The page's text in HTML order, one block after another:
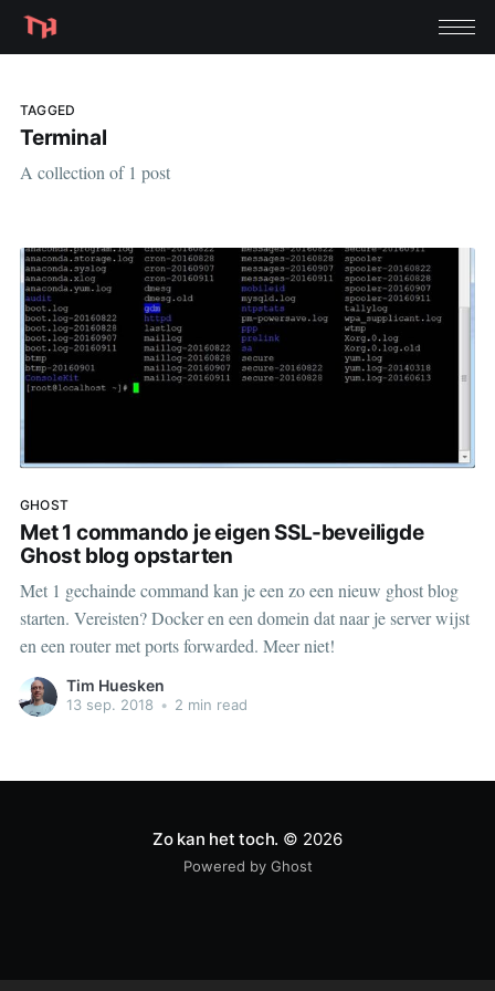
TAGGED
Terminal
A collection of 1 post
GHOST
Met 1 commando je eigen SSL-beveiligde
Ghost blog opstarten
Met 1 gechainde command kan je een zo een nieuw ghost blog
starten. Vereisten? Docker en een domein dat naar je server wijst
en een router met ports forwarded. Meer niet!
Tim Huesken
13 sep. 2018 • 2 min read
Zo kan het toch. © 2026
Powered by Ghost